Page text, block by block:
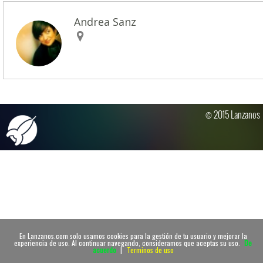
En Lanzanos.com solo usamos cookies para la gestión de tu usuario y mejorar la
experiencia de uso. Al continuar navegando, consideramos que aceptas su uso. De
acuerdo | Terminos de uso
Andrea Sanz
© 2015 Lanzanos